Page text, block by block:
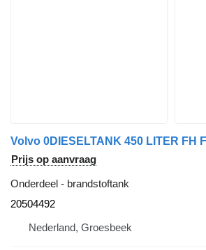
Prijs op aanvraag
Onderdeel - brandstoftank
20504492
Nederland, Groesbeek